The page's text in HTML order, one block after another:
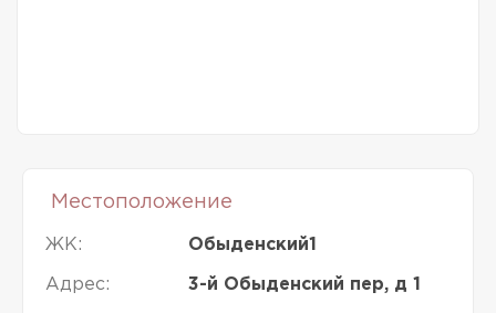
Местоположение
ЖК: Обыденский1
Адрес: 3-й Обыденский пер, д 1